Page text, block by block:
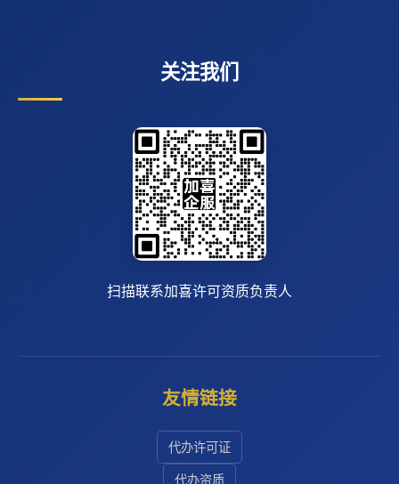
关注我们
扫描联系加喜许可资质负责人
友情链接
代办许可证
代办资质